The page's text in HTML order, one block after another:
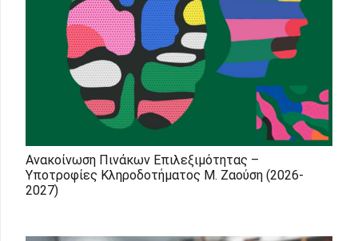
Ανακοίνωση Πινάκων Επιλεξιμότητας –
Υποτροφίες Κληροδοτήματος Μ. Ζαούση (2026-
2027)